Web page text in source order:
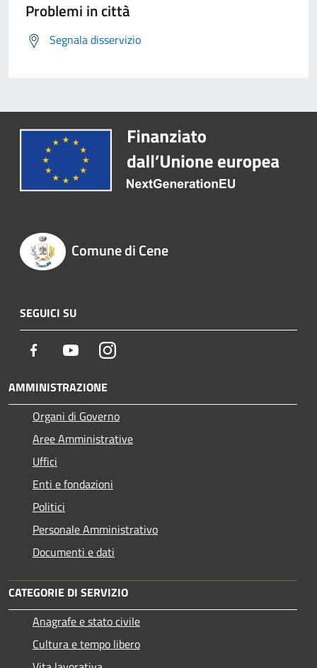
Problemi in città
Segnala disservizio
Comune di Cene
SEGUICI SU
Facebook YoutubeInstagram
AMMINISTRAZIONE
Organi di Governo
Aree Amministrative
Uffici
Enti e fondazioni
Politici
Personale Amministrativo
Documenti e dati
CATEGORIE DI SERVIZIO
Anagrafe e stato civile
Cultura e tempo libero